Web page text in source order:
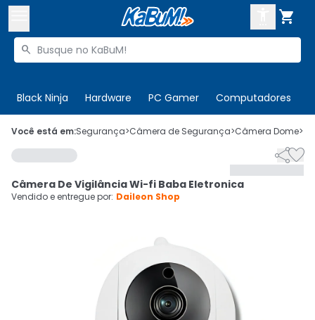

Buscar produtos

Black Ninja Hardware PC Gamer Computadores
 Olá. Acesse sua conta
 Departamentos
Cupons
Ativar tradutor em libras
CADASTRE-SE
Você está em:Segurança>Câmera de Segurança>Câmera Dome>

Câmera De Vigilância Wi-fi Baba Eletronica
Vendido e entregue por: Daileon Shop